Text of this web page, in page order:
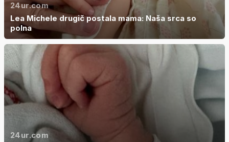
24ur.com
Lea Michele drugič postala mama: Naša srca so
polna
24ur.com